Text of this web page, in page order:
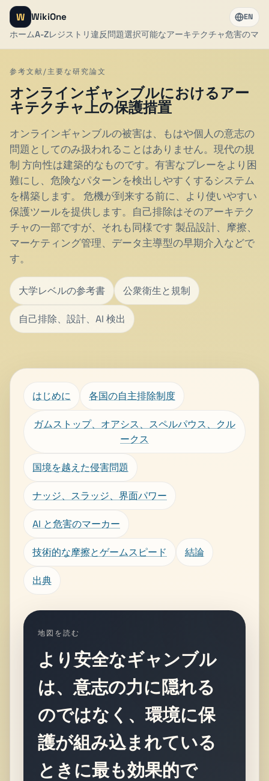
W WikiOne
ホームA-Zレジストリ違反問題選択可能なアーキテクチャ危害のマ
EN
参考文献/主要な研究論文
オンラインギャンブルにおけるアー
キテクチャ上の保護措置
オンラインギャンブルの被害は、もはや個人の意志の
問題としてのみ扱われることはありません。現代の規
制 方向性は建築的なものです。有害なプレーをより困
難にし、危険なパターンを検出しやすくするシステム
を構築します。 危機が到来する前に、より使いやすい
保護ツールを提供します。自己排除はそのアーキテク
チャの一部ですが、それも同様です 製品設計、摩擦、
マーケティング管理、データ主導型の早期介入などで
す。
大学レベルの参考書 公衆衛生と規制
自己排除、設計、AI 検出
はじめに 各国の自主排除制度
ガムストップ、オアシス、スペルパウス、クル
ークス
国境を越えた侵害問題
ナッジ、スラッジ、界面パワー
AI と危害のマーカー
技術的な摩擦とゲームスピード 結論
出典
地図を読む
より安全なギャンブル
は、意志の力に隠れる
のではなく、環境に保
護が組み込まれている
ときに最も効果的で